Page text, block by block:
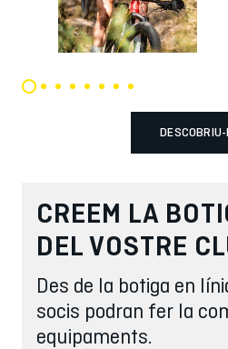
DESCOBRIU-
CREEM LA
DEL VOSTRE
Des de la botiga en
socis podran fer la
equipaments.